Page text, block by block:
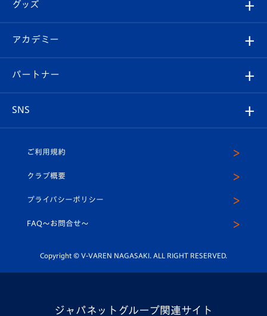
チケット
イベント
メディア
ホームタウン
スタッフプロフィール
マスコット紹介
平和祈念活動
ホームタウン活動
Revive Team
ヴィヴィくんの長崎おもてなしガイド
フォトギャラリー
スタジアムグルメ
V-LOVERS（ファンクラブ）
プレイヤーズスイート
グッズ
オンラインショップ
店舗情報
アカデミー
育成からのお知らせ
U-18
スクール
パートナー
SNS
ヴィヴィくんインスタグラム
公式LINE＠
ご利用規約
クラブ概要
プライバシーポリシー
FAQ〜お問合せ〜
Copyright © V-VAREN NAGASAKI. ALL RIGHT RESERVED.
ジャパネットグループ関連サイト